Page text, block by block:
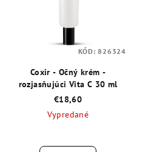
Coxir - Očný krém -
rozjasňujúci Vita C 30 ml
€18,60
Vypredané
hodnotenie
KÓD:826324